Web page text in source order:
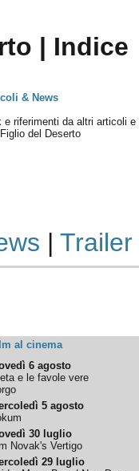
| Indice
& News
e riferimenti da altri articoli e
del Deserto
| Trailer
al cinema
6 agosto
e le favole vere
5 agosto
30 luglio
Novak's Vertigo
29 luglio